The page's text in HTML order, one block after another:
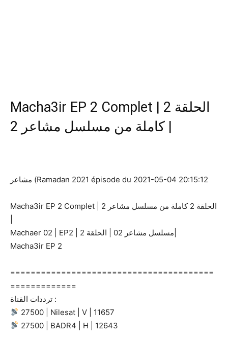
Macha3ir EP 2 Complet | الحلقة 2
كاملة من مسلسل مشاعر 2 |
مشاعر (Ramadan 2021 épisode du 2021-05-04 20:15:12
Macha3ir EP 2 Complet | الحلقة 2 كاملة من مسلسل مشاعر 2
Macha3ir EP 2
========================================
=============
ترددات القناة :
27500 | Nilesat | V | 11657
27500 | BADR4 | H | 12643